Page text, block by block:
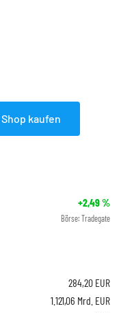
Shop kaufen
+2,49%
Börse: Tradegate
284,20 EUR
1.121,06 Mrd. EUR